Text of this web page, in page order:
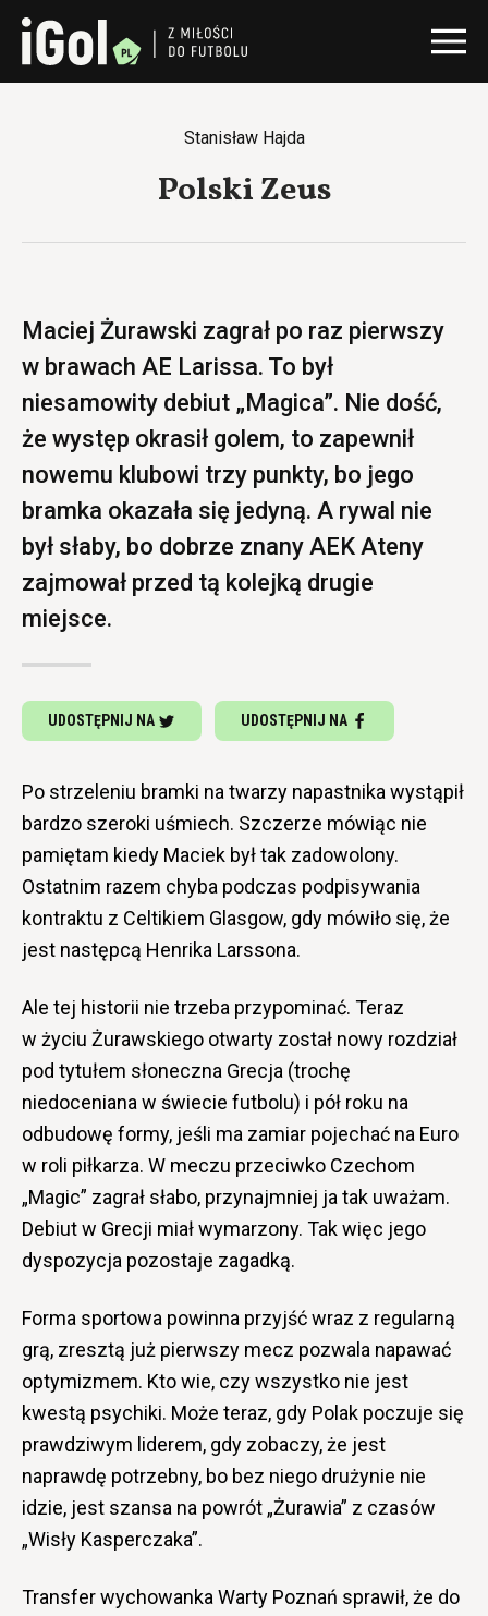
Stanisław Hajda
Polski Zeus
Maciej Żurawski zagrał po raz pierwszy
w brawach AE Larissa. To był
niesamowity debiut „Magica”. Nie dość,
że występ okrasił golem, to zapewnił
nowemu klubowi trzy punkty, bo jego
bramka okazała się jedyną. A rywal nie
był słaby, bo dobrze znany AEK Ateny
zajmował przed tą kolejką drugie
miejsce.
UDOSTĘPNIJ NA UDOSTĘPNIJ NA
Po strzeleniu bramki na twarzy napastnika wystąpił
bardzo szeroki uśmiech. Szczerze mówiąc nie
pamiętam kiedy Maciek był tak zadowolony.
Ostatnim razem chyba podczas podpisywania
kontraktu z Celtikiem Glasgow, gdy mówiło się, że
jest następcą Henrika Larssona.
Ale tej historii nie trzeba przypominać. Teraz
w życiu Żurawskiego otwarty został nowy rozdział
pod tytułem słoneczna Grecja (trochę
niedoceniana w świecie futbolu) i pół roku na
odbudowę formy, jeśli ma zamiar pojechać na Euro
w roli piłkarza. W meczu przeciwko Czechom
„Magic” zagrał słabo, przynajmniej ja tak uważam.
Debiut w Grecji miał wymarzony. Tak więc jego
dyspozycja pozostaje zagadką.
Forma sportowa powinna przyjść wraz z regularną
grą, zresztą już pierwszy mecz pozwala napawać
optymizmem. Kto wie, czy wszystko nie jest
kwestą psychiki. Może teraz, gdy Polak poczuje się
prawdziwym liderem, gdy zobaczy, że jest
naprawdę potrzebny, bo bez niego drużynie nie
idzie, jest szansa na powrót „Żurawia” z czasów
„Wisły Kasperczaka”.
Transfer wychowanka Warty Poznań sprawił, że do